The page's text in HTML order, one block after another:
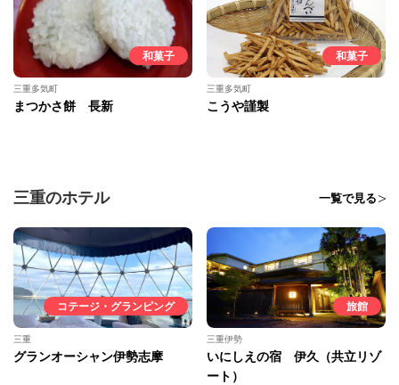
和菓子
三重多気町
まつかさ餅 長新
和菓子
三重多気町
こうや謹製
三重のホテル 一覧で見る
コテージ・グランピング
三重
グランオーシャン伊勢志摩
旅館
三重伊勢
いにしえの宿 伊久（共立リゾ
ート）